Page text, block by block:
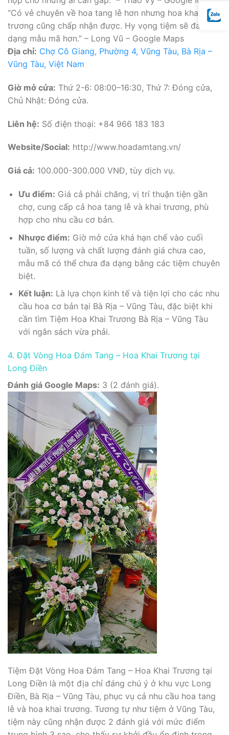
“Có vẻ chuyên về hoa tang lễ hơn nhưng hoa khai
trương cũng chấp nhận được. Hy vọng tiệm sẽ đa
dạng mẫu mã hơn.” – Long Vũ – Google Maps
Địa chỉ: Chợ Cô Giang, Phường 4, Vũng Tàu, Bà Rịa –
Vũng Tàu, Việt Nam
Giờ mở cửa: Thứ 2-6: 08:00–16:30, Thứ 7: Đóng cửa,
Chủ Nhật: Đóng cửa.
Liên hệ: Số điện thoại: +84 966 183 183
Website/Social: http://www.hoadamtang.vn/
Giá cả: 100.000-300.000 VNĐ, tùy dịch vụ.
Ưu điểm: Giá cả phải chăng, vị trí thuận tiện gần
chợ, cung cấp cả hoa tang lễ và khai trương, phù
hợp cho nhu cầu cơ bản.
Nhược điểm: Giờ mở cửa khá hạn chế vào cuối
tuần, số lượng và chất lượng đánh giá chưa cao,
mẫu mã có thể chưa đa dạng bằng các tiệm chuyên
biệt.
Kết luận: Là lựa chọn kinh tế và tiện lợi cho các nhu
cầu hoa cơ bản tại Bà Rịa – Vũng Tàu, đặc biệt khi
cần tìm Tiệm Hoa Khai Trương Bà Rịa – Vũng Tàu
với ngân sách vừa phải.
4. Đặt Vòng Hoa Đám Tang – Hoa Khai Trương tại
Long Điền
Đánh giá Google Maps: 3 (2 đánh giá).
Tiệm Đặt Vòng Hoa Đám Tang – Hoa Khai Trương tại
Long Điền là một địa chỉ đáng chú ý ở khu vực Long
Điền, Bà Rịa – Vũng Tàu, phục vụ cả nhu cầu hoa tang
lễ và hoa khai trương. Tương tự như tiệm ở Vũng Tàu,
tiệm này cũng nhận được 2 đánh giá với mức điểm